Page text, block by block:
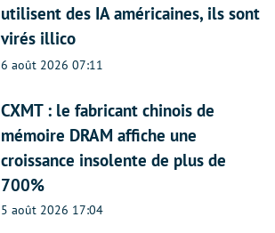
utilisent des IA américaines, ils sont
virés illico
6 août 2026 07:11
CXMT : le fabricant chinois de
mémoire DRAM affiche une
croissance insolente de plus de
700%
5 août 2026 17:04